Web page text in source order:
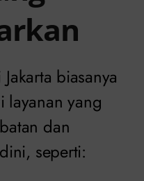
biasanya
layanan yang
dan
seperti: